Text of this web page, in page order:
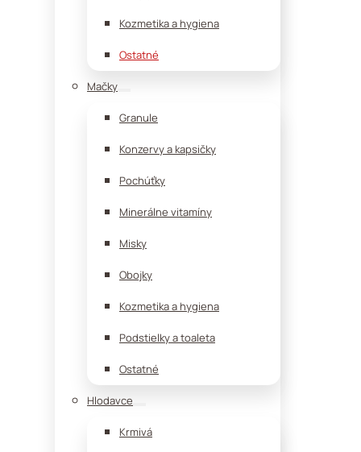
Kozmetika a hygiena
Ostatné
Mačky
Granule
Konzervy a kapsičky
Pochúťky
Minerálne vitamíny
Misky
Obojky
Kozmetika a hygiena
Podstielky a toaleta
Ostatné
Hlodavce
Krmivá